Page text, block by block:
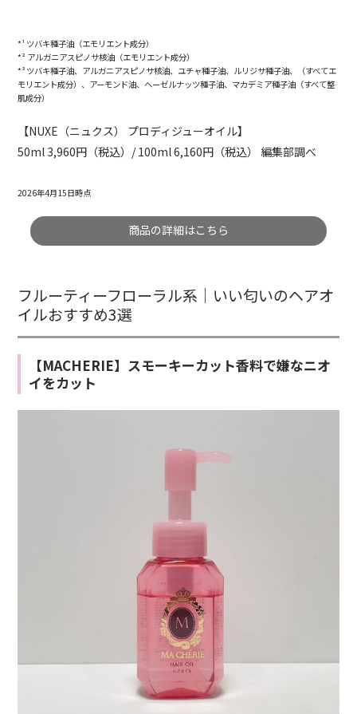
*¹ ツバキ種子油（エモリエント成分）
*² アルガニアスピノサ核油（エモリエント成分）
*³ ツバキ種子油、アルガニアスピノサ核油、ユチャ種子油、ルリジサ種子油、（すべてエ
モリエント成分）、アーモンド油、ヘーゼルナッツ種子油、マカデミア種子油（すべて整
肌成分）
【NUXE（ニュクス） プロディジューオイル】
50ml 3,960円（税込）/ 100ml 6,160円（税込） 編集部調べ
2026年4月15日時点
商品の詳細はこちら
フルーティーフローラル系｜いい匂いのヘアオ
イルおすすめ3選
【MACHERIE】スモーキーカット香料で嫌なニオ
イをカット